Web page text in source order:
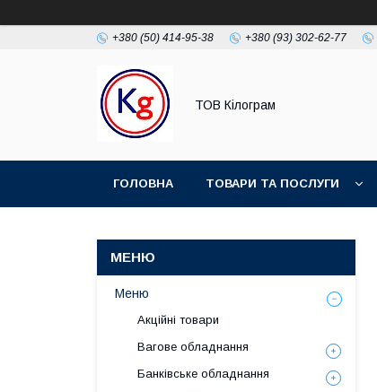
+380 (50) 414-95-38 +380 (93) 302-62-77
ТОВ Кілограм
ГОЛОВНА ТОВАРИ ТА ПОСЛУГИ
Меню
Акційні товари
Вагове обладнання
Банківське обладнання